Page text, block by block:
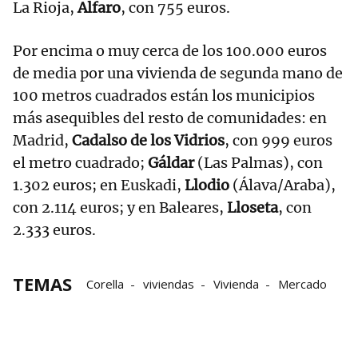
La Rioja,Alfaro, con 755 euros.
Por encima o muy cerca de los 100.000 euros
de media por una vivienda de segunda mano de
100 metros cuadrados están los municipios
más asequibles del resto de comunidades: en
Madrid, Cadalso de los Vidrios, con 999 euros
el metro cuadrado; Gáldar(Las Palmas), con
1.302 euros; en Euskadi, Llodio (Álava/Araba),
con 2.114 euros; y en Baleares, Lloseta, con
2.333 euros.
TEMAS Corella viviendas Vivienda Mercado